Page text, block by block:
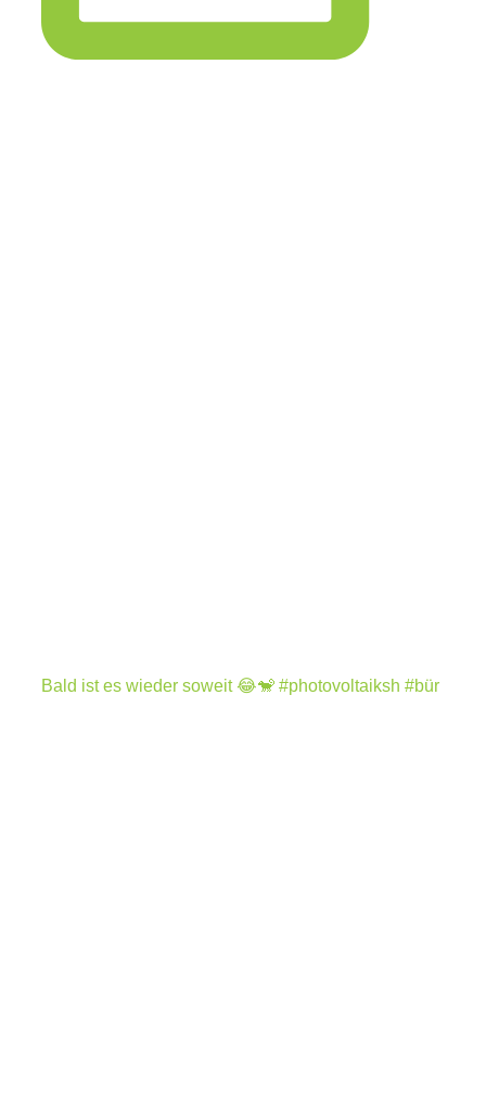
Bald ist es wieder soweit 😂🐒 #photovoltaiksh #bür